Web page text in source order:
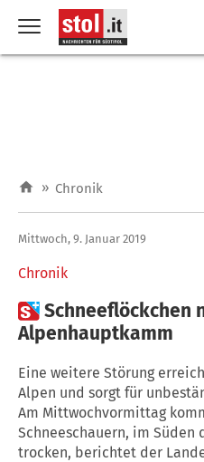
» Chronik
Chronik
Mittwoch, 9. Januar 2019
Schneeflöckchen
Alpenhauptkamm
Eine weitere Störung
Alpen und sorgt für
Am Mittwochvormittag
Schneeschauern, im
trocken, berichtet der